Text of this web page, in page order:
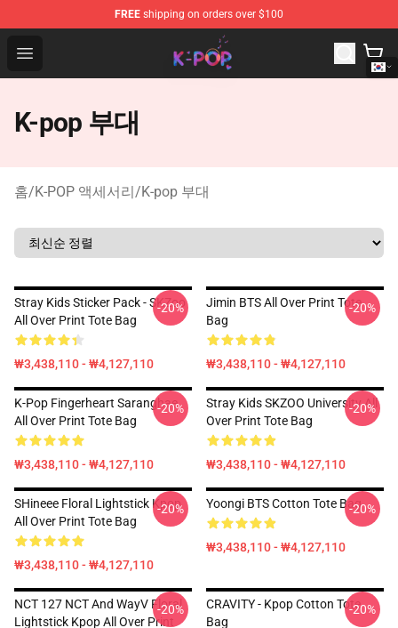
FREE shipping on orders over $100
Open menu
K-pop Store - Official K-pop Merchandise Shop
K-pop 부대
홈/K-POP 액세서리/K-pop 부대
Stray Kids Sticker Pack - SKZoo
All Over Print Tote Bag
₩3,438,110 - ₩4,127,110
-20%
Jimin BTS All Over Print Tote
Bag
₩3,438,110 - ₩4,127,110
-20%
K-Pop Fingerheart Saranghae
All Over Print Tote Bag
₩3,438,110 - ₩4,127,110
-20%
Stray Kids SKZOO University All
Over Print Tote Bag
₩3,438,110 - ₩4,127,110
-20%
SHineee Floral Lightstick Kpop
All Over Print Tote Bag
₩3,438,110 - ₩4,127,110
-20% Yoongi BTS Cotton Tote Bag
₩3,438,110 - ₩4,127,110
-20%
NCT 127 NCT And WayV Floral
Lightstick Kpop All Over Print
-20%
CRAVITY - Kpop Cotton Tote
Bag
-20%